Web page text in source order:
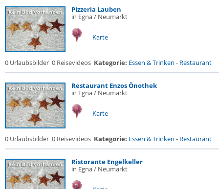
Pizzeria Lauben
in Egna / Neumarkt
Karte
0 Urlaubsbilder 0 Reisevideos Kategorie: Essen & Trinken - Restaurant
Restaurant Enzos Önothek
in Egna / Neumarkt
Karte
0 Urlaubsbilder 0 Reisevideos Kategorie: Essen & Trinken - Restaurant
Ristorante Engelkeller
in Egna / Neumarkt